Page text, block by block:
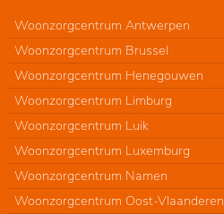
Woonzorgcentrum Antwerpen
Woonzorgcentrum Brussel
Woonzorgcentrum Henegouwen
Woonzorgcentrum Limburg
Woonzorgcentrum Luik
Woonzorgcentrum Luxemburg
Woonzorgcentrum Namen
Woonzorgcentrum Oost-Vlaanderen